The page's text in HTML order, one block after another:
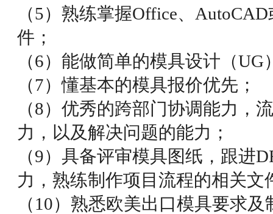
（5）熟练掌握Office、
件；
（6）能做简单的模具设计（
（7）懂基本的模具报价优先；
（8）优秀的跨部门协调能力，
力，以及解决问题的能力；
（9）具备评审模具图纸，跟进
力，熟练制作项目流程的相关文
（10）熟悉欧美出口模具要求